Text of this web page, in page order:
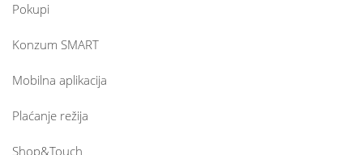
Pokupi
Konzum SMART
Mobilna aplikacija
Plaćanje režija
Shop&Touch